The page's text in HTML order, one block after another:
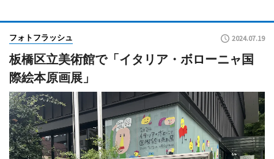
フォトフラッシュ 2024.07.19
板橋区立美術館で「イタリア・ボローニャ国
際絵本原画展」